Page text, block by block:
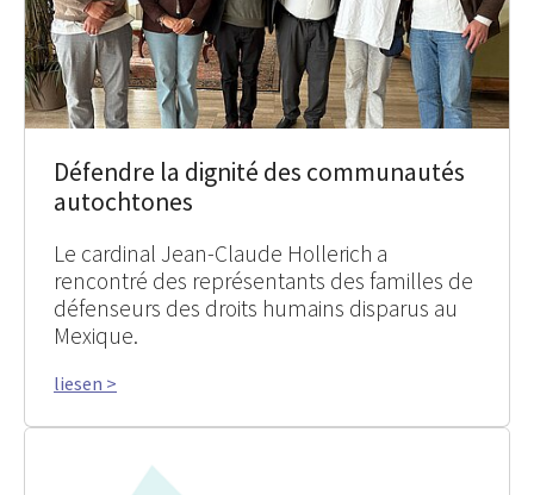
Défendre la dignité des communautés
autochtones
Le cardinal Jean-Claude Hollerich a
rencontré des représentants des familles de
défenseurs des droits humains disparus au
Mexique.
liesen >